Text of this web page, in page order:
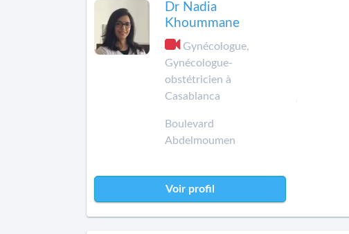
Dr Nadia
Khoummane
Gynécologue,
Gynécologue-
obstétricien à
Casablanca
Boulevard
Abdelmoumen
Voir profil